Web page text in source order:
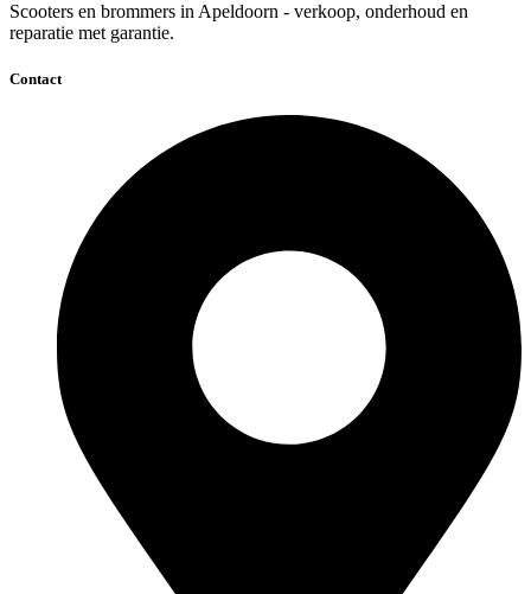
Scooters en brommers in Apeldoorn - verkoop, onderhoud en
reparatie met garantie.
Contact